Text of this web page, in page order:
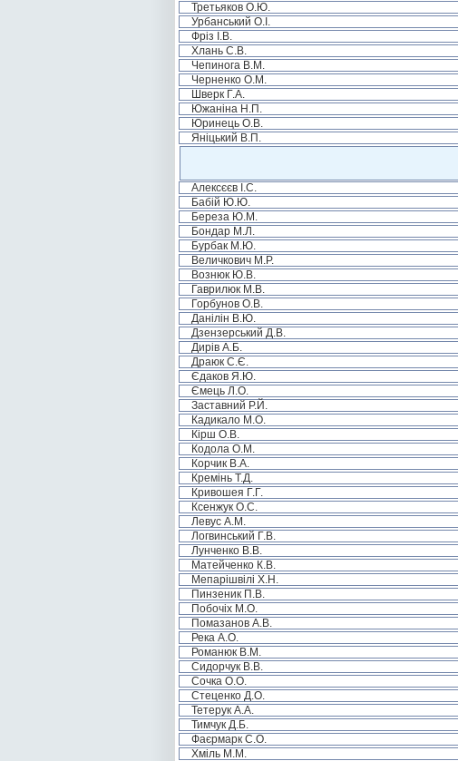
Третьяков О.Ю.
Урбанський О.І.
Фріз І.В.
Хлань С.В.
Чепинога В.М.
Черненко О.М.
Шверк Г.А.
Южаніна Н.П.
Юринець О.В.
Яніцький В.П.
Алексєєв І.С.
Бабій Ю.Ю.
Береза Ю.М.
Бондар М.Л.
Бурбак М.Ю.
Величкович М.Р.
Вознюк Ю.В.
Гаврилюк М.В.
Горбунов О.В.
Данілін В.Ю.
Дзензерський Д.В.
Дирів А.Б.
Драюк С.Є.
Єдаков Я.Ю.
Ємець Л.О.
Заставний Р.Й.
Кадикало М.О.
Кірш О.В.
Кодола О.М.
Корчик В.А.
Кремінь Т.Д.
Кривошея Г.Г.
Ксенжук О.С.
Левус А.М.
Логвинський Г.В.
Лунченко В.В.
Матейченко К.В.
Мепарішвілі Х.Н.
Пинзеник П.В.
Побочіх М.О.
Помазанов А.В.
Река А.О.
Романюк В.М.
Сидорчук В.В.
Сочка О.О.
Стеценко Д.О.
Тетерук А.А.
Тимчук Д.Б.
Фаєрмарк С.О.
Хміль М.М.